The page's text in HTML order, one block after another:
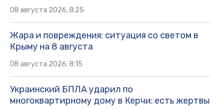
08 августа 2026, 8:25
Жара и повреждения: ситуация со светом в
Крыму на 8 августа
08 августа 2026, 8:15
Украинский БПЛА ударил по
многоквартирному дому в Керчи: есть жертвы